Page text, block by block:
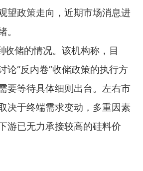
望政策走向，近期市场消息进
储的情况。该机构称，目
论“反内卷”收储政策的执行方
要等待具体细则出台。左右市
决于终端需求变动，多重因素
游已无力承接较高的硅料价